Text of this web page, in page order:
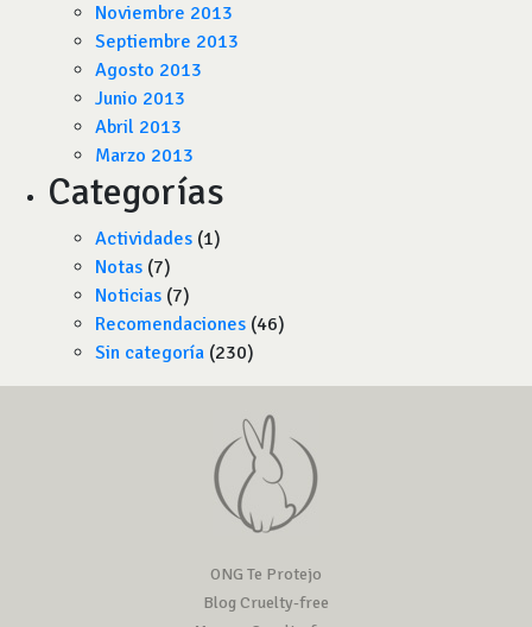
Noviembre 2013
Septiembre 2013
Agosto 2013
Junio 2013
Abril 2013
Marzo 2013
Categorías
Actividades (1)
Notas (7)
Noticias (7)
Recomendaciones (46)
Sin categoría (230)
ONG Te Protejo
Blog Cruelty-free